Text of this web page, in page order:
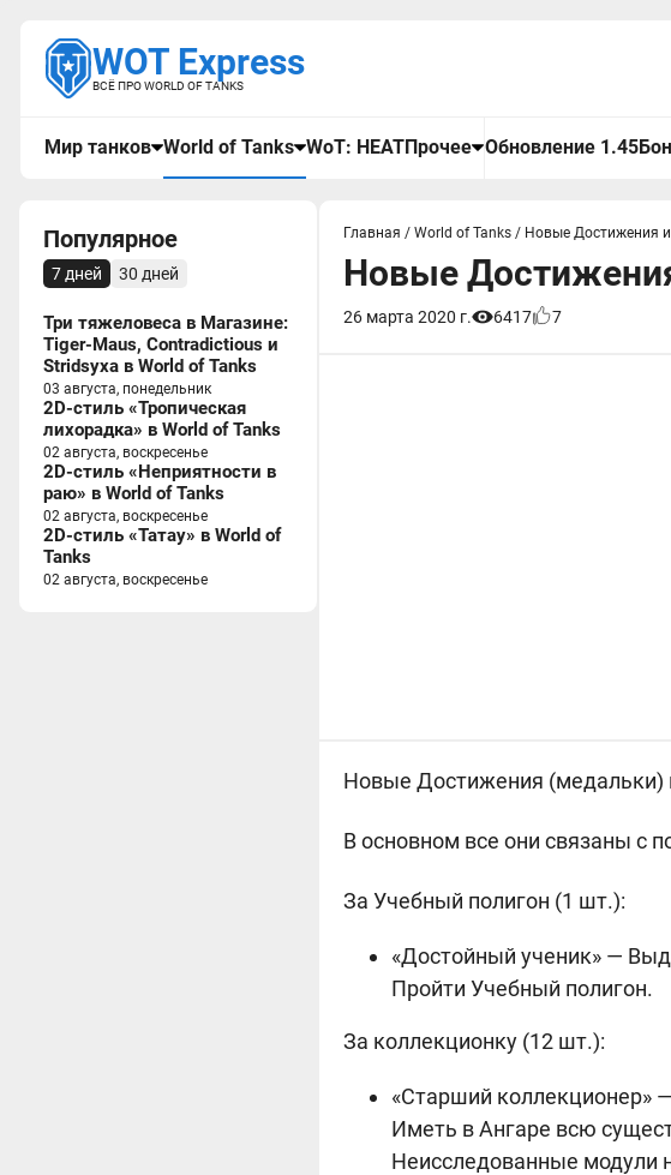
WOT Express
ВСЁ ПРО WORLD OF TANKS
Мир танков World of Tanks WoT: HEATПрочее Обновление 1.45
Популярное
7 дней 30 дней
Три тяжеловеса в Магазине:
Tiger-Maus, Contradictious и
Stridsyxa в World of Tanks
03 августа, понедельник
2D-стиль «Тропическая
лихорадка» в World of Tanks
02 августа, воскресенье
2D-стиль «Неприятности в
раю» в World of Tanks
02 августа, воскресенье
2D-стиль «Татау» в World of
Tanks
02 августа, воскресенье
Главная / World of Tanks / Новые Достижения
Новые
26 марта 2020 г. 6417 7
Новые Достижения (медальки)
В основном все они связаны с
За Учебный полигон (1 шт.):
«Достойный ученик» —
Пройти Учебный полигон.
За коллекционку (12 шт.):
«Старший коллекционер» —
Иметь в Ангаре всю
Неисследованные модули